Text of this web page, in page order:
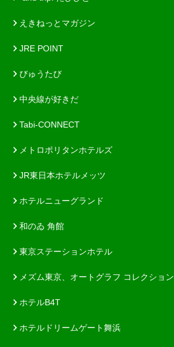
えきねっとマガジン
JRE POINT
びゅうたび
中央線が好きだ
Tabi-CONNECT
メトロポリタンホテルズ
JR東日本ホテルメッツ
ホテルニューグランド
和のゐ 角館
東京ステーションホテル
メズム東京、オートグラフ コレクション
ホテルB4T
ホテルドリームゲート舞浜